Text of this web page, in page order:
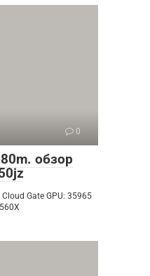
0
обзор
Gate GPU: 35965